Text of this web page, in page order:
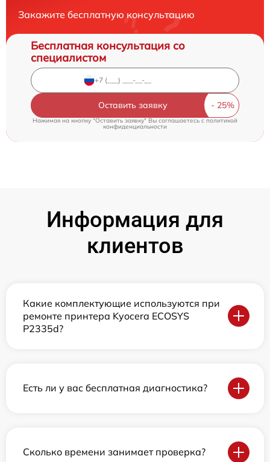
Закажите бесплатную консультацию
Бесплатная консультация со
специалистом
Оставить заявку
Нажимая на кнопку "Оставить заявку" Вы соглашаетесь cполитикой
конфиденциальности
Информация для
клиентов
Какие комплектующие используются при
ремонте принтера Kyocera ECOSYS
P2335d?
Есть ли у вас бесплатная диагностика?
Сколько времени занимает проверка?